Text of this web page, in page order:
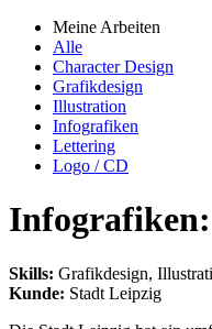
Meine Arbeiten
Alle
Character Design
Grafikdesign
Illustration
Infografiken
Lettering
Logo / CD
Skills: Grafikdesign,
Kunde: Stadt Leipzig